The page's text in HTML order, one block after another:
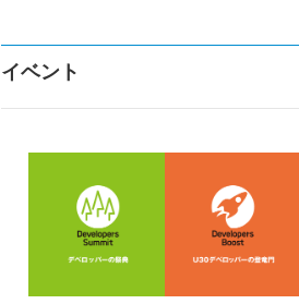
イベント